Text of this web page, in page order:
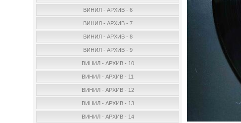
ВИНИЛ - АРХИВ - 6
ВИНИЛ - АРХИВ - 7
ВИНИЛ - АРХИВ - 8
ВИНИЛ - АРХИВ - 9
ВИНИЛ - АРХИВ - 10
ВИНИЛ - АРХИВ - 11
ВИНИЛ - АРХИВ - 12
ВИНИЛ - АРХИВ - 13
ВИНИЛ - АРХИВ - 14